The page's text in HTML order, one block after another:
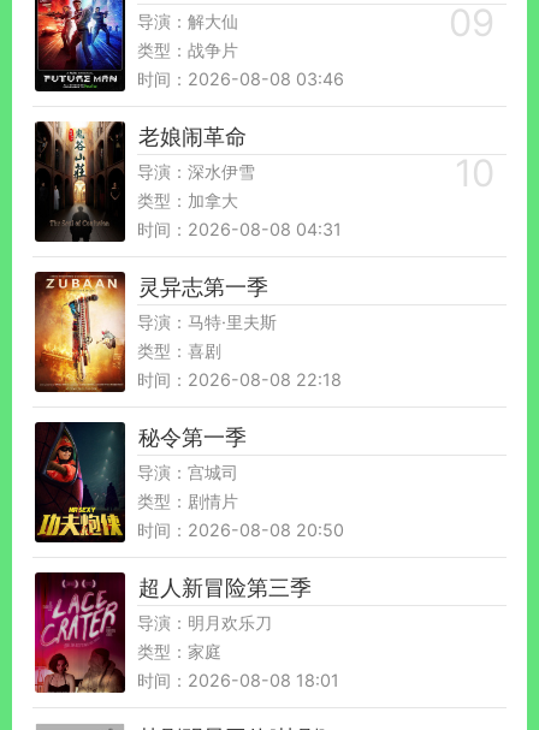
导演：解大仙
类型：战争片
时间：2026-08-08 03:46
老娘闹革命
导演：深水伊雪
类型：加拿大
时间：2026-08-08 04:31
灵异志第一季
导演：马特·里夫斯
类型：喜剧
时间：2026-08-08 22:18
秘令第一季
导演：宫城司
类型：剧情片
时间：2026-08-08 20:50
超人新冒险第三季
导演：明月欢乐刀
类型：家庭
时间：2026-08-08 18:01